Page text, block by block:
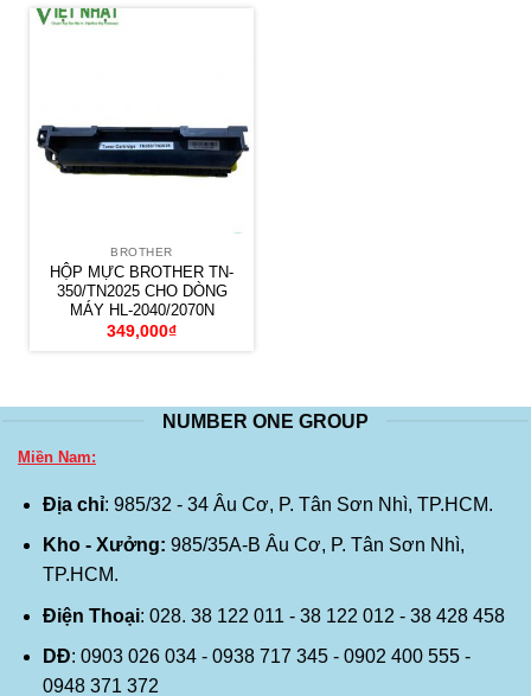
BROTHER
HỘP MỰC BROTHER TN-
350/TN2025 CHO DÒNG
MÁY HL-2040/2070N
349,000₫
NUMBER ONE GROUP
Miền Nam:
Địa chỉ: 985/32 - 34 Âu Cơ, P. Tân Sơn Nhì, TP.HCM.
Kho - Xưởng: 985/35A-B Âu Cơ, P. Tân Sơn Nhì,
TP.HCM.
Điện Thoại: 028. 38 122 011 - 38 122 012 - 38 428 458
DĐ: 0903 026 034 - 0938 717 345 - 0902 400 555 -
0948 371 372